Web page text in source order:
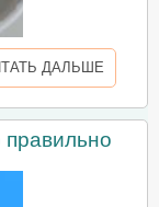
ДАЛЬШЕ
правильно